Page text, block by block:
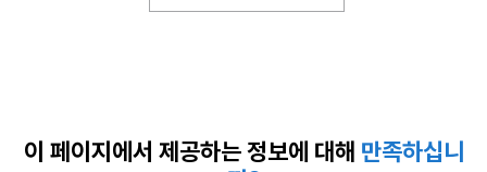
이 페이지에서 제공하는정보에 대해 만족하십니